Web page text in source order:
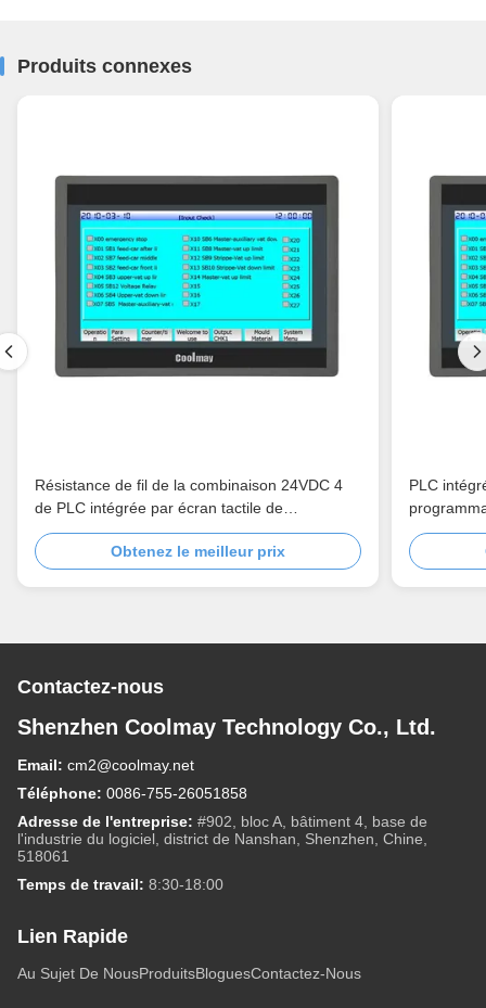
Produits connexes
Résistance de fil de la combinaison 24VDC 4
de PLC intégrée par écran tactile de
TK6100FH HMI
Obtenez le meilleur prix
PLC
Contactez-nous
Shenzhen Coolmay Technology Co., Ltd.
Email: cm2@coolmay.net
Téléphone: 0086-755-26051858
Adresse de l'entreprise: #902, bloc A, bâtiment 4, base de
l'industrie du logiciel, district de Nanshan, Shenzhen, Chine,
518061
Temps de travail: 8:30-18:00
Lien Rapide
Au Sujet De NousProduitsBloguesContactez-Nous